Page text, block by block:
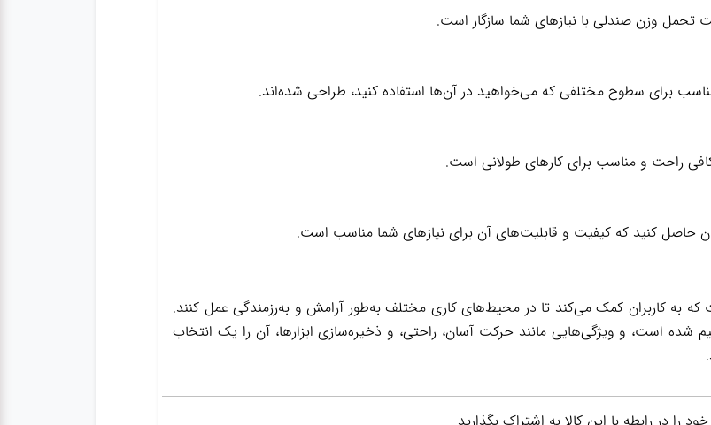
تحمل وزن صندلی با نیازهای شما سازگار است.
برای سطوح مختلفی که می‌خواهید در آن‌ها استفاده کنید، طراحی شده‌اند.
راحت و مناسب برای کارهای طولانی است.
حاصل کنید که کیفیت و قابلیت‌های آن برای نیازهای شما مناسب است.
به کاربران کمک می‌کند تا در محیط‌های کاری مختلف به‌طور آرامش و به‌رزمندگی عمل کنند.
شده است، و ویژگی‌هایی مانند حرکت آسان، راحتی، و ذخیره‌سازی ابزارها، آن را یک انتخاب